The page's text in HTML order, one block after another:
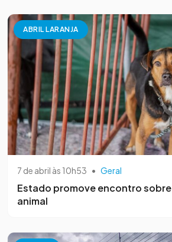
ABRIL LARANJA
7 de abril às 10h53 • Geral
Estado promove encontro
animal